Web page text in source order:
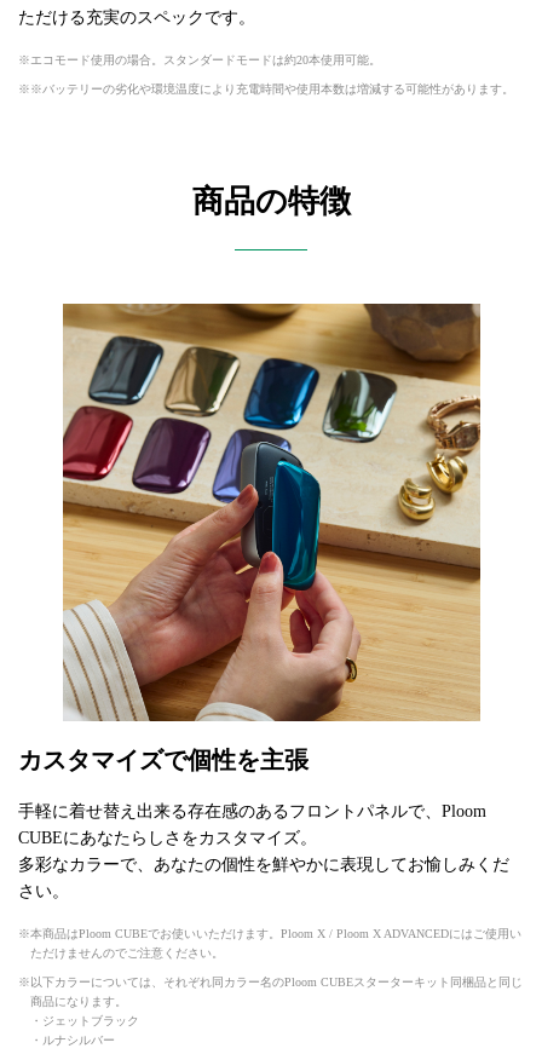
ただける充実のスペックです。
エコモード使用の場合。スタンダードモードは約20本使用可能。
※バッテリーの劣化や環境温度により充電時間や使用本数は増減する可能性があります。
商品の特徴
カスタマイズで個性を主張
手軽に着せ替え出来る存在感のあるフロントパネルで、Ploom
CUBEにあなたらしさをカスタマイズ。
多彩なカラーで、あなたの個性を鮮やかに表現してお愉しみくだ
さい。
本商品はPloom CUBEでお使いいただけます。Ploom X / Ploom X ADVANCEDにはご使用い
ただけませんのでご注意ください。
以下カラーについては、それぞれ同カラー名のPloom CUBEスターターキット同梱品と同じ
商品になります。
・ジェットブラック
・ルナシルバー